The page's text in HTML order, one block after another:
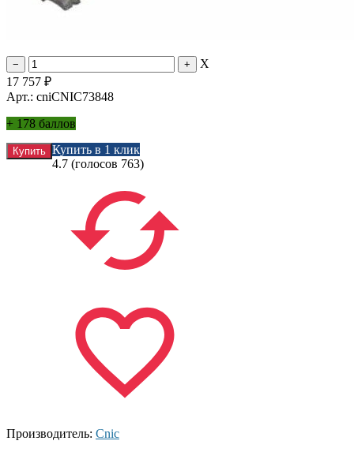
X
17 757 ₽
Арт.: cniCNIC73848
+ 178 баллов
Купить в 1 клик
4.7 (голосов 763)
Производитель: Cnic